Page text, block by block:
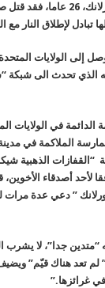
أما بالنسبة للأخ الأكبر،
تبادل لإطلاق النار مع
الذي تحدث الى شبكة
الدائمة في الولايات
الملاكمة في
لأحد أصدقاء
” دعي عدة مرات
“متدين جدا”، لا يشرب
لم تعد هناك قيّم”
غرائزها.”